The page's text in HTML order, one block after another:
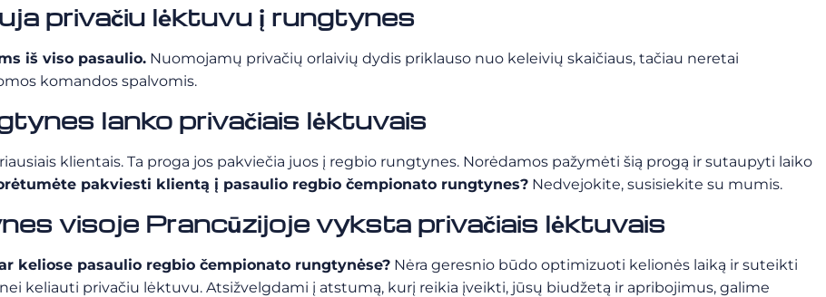
privačiu lėktuvu į rungtynes
iš viso pasaulio. Nuomojamų privačių orlaivių dydis priklauso nuo keleivių skaičiaus, tačiau neretai
komandos spalvomis.
lanko privačiais lėktuvais
klientais. Ta proga jos pakviečia juos į regbio rungtynes. Norėdamos pažymėti šią progą ir sutaupyti laiko
pakviesti klientą į pasaulio regbio čempionato rungtynes? Nedvejokite, susisiekite su mumis.
visoje Prancūzijoje vyksta privačiais lėktuvais
keliose pasaulio regbio čempionato rungtynėse? Nėra geresnio būdo optimizuoti kelionės laiką ir suteikti
keliauti privačiu lėktuvu. Atsižvelgdami į atstumą, kurį reikia įveikti, jūsų biudžetą ir apribojimus, galime